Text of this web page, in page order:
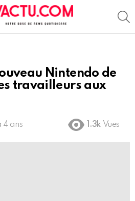
Nintendo de
travailleurs aux
4 ans 1.3k Vues